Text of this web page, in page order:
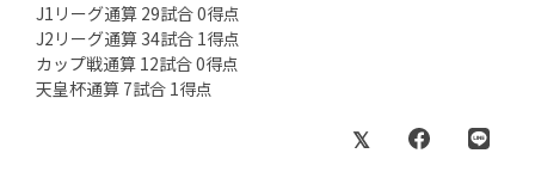
J1リーグ通算 29試合 0得点
J2リーグ通算 34試合 1得点
カップ戦通算 12試合 0得点
天皇杯通算 7試合 1得点